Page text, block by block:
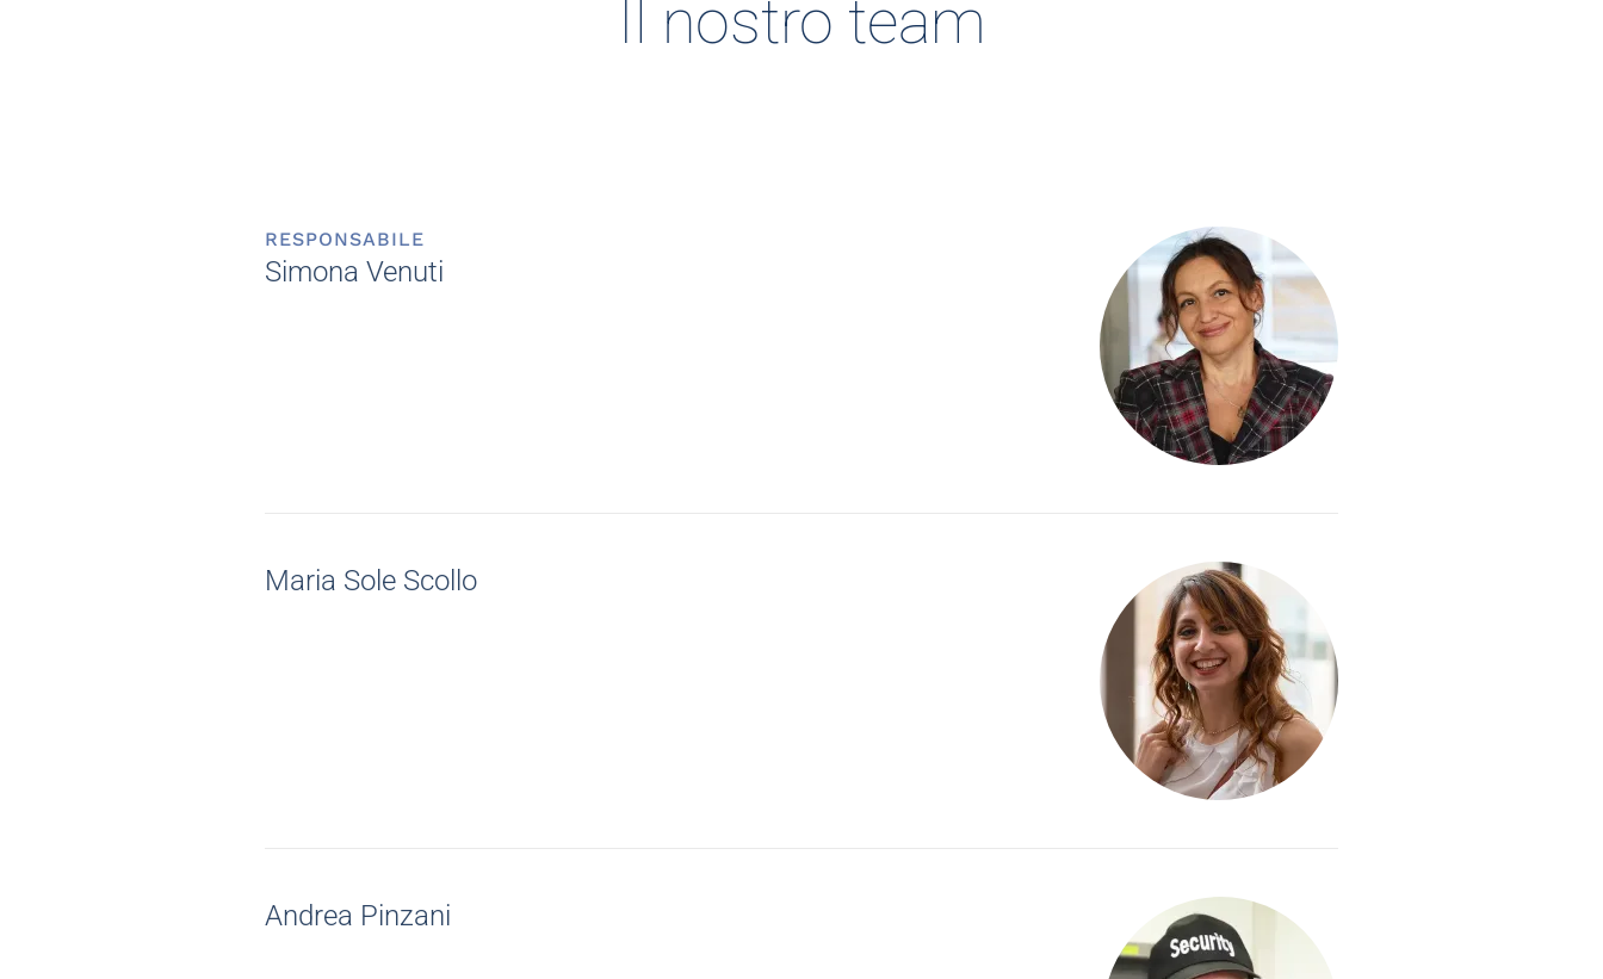
Il nostro team
RESPONSABILE
Simona Venuti
Maria Sole Scollo
Andrea Pinzani